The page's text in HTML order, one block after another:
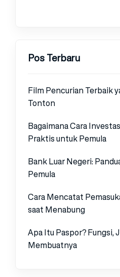
Pos Terbaru
Film Pencurian Terbaik
Tonton
Bagaimana Cara
Praktis untuk Pemula
Bank Luar Negeri:
Pemula
Cara Mencatat
saat Menabung
Apa Itu Paspor? Fungsi,
Membuatnya